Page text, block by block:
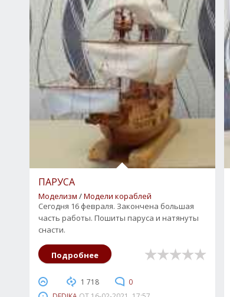
ПАРУСА
Моделизм /Модели кораблей
Сегодня 16 февраля. Закончена большая
часть работы. Пошиты паруса и натянуты
снасти.
Подробнее
1 718
0
4 5